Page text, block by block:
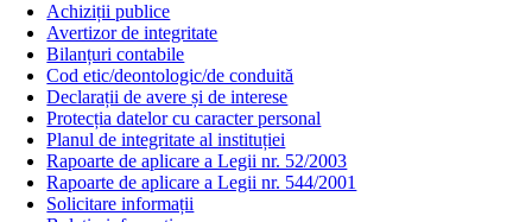
Achiziții publice
Avertizor de integritate
Bilanțuri contabile
Cod etic/deontologic/de conduită
Declarații de avere și de interese
Protecția datelor cu caracter personal
Planul de integritate al instituției
Rapoarte de aplicare a Legii nr. 52/2003
Rapoarte de aplicare a Legii nr. 544/2001
Solicitare informații